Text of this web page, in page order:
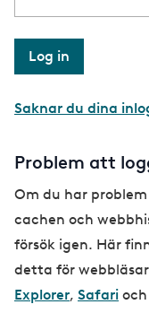
Saknar du dina
Problem att
Om du har
cachen och
försök igen. Här
detta för
Explorer, Safari och